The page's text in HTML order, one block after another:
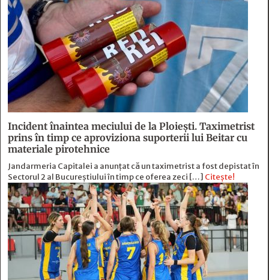
Incident înaintea meciului de la Ploiești. Taximetrist
prins în timp ce aproviziona suporterii lui Beitar cu
materiale pirotehnice
Jandarmeria Capitalei a anunțat că un taximetrist a fost depistat în
Sectorul 2 al Bucureștiului în timp ce oferea zeci […] Citește!